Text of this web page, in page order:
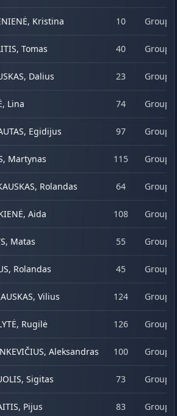
Kristina 10 Group
Tomas 40 Group
Dalius 23 Group
Lina 74 Group
Egidijus 97 Group
Martynas 115 Group
Rolandas 64 Group
Aida 108 Group
Matas 55 Group
Rolandas 45 Group
Vilius 124 Group
Rugilė 126 Group
Aleksandras 100 Group
Sigitas 73 Group
Pijus 83 Group